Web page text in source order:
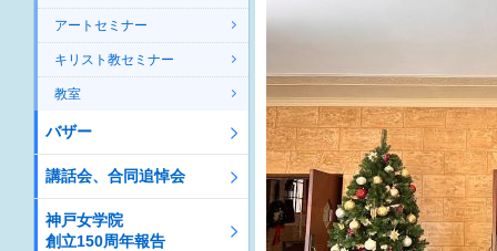
アートセミナー
キリスト教セミナー
教室
バザー
講話会、合同追悼会
神戸女学院
創立150周年報告